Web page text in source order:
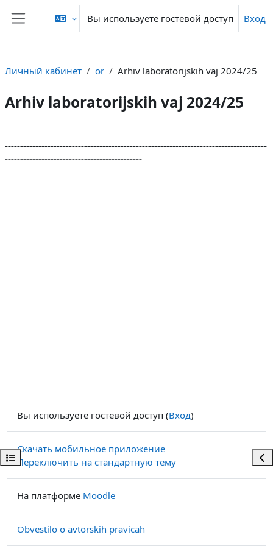
Перейти к основному содержанию
Боковая панель
Вы используете гостевой доступ Вход
Открыть оглавление курса
Личный кабинет or Arhiv laboratorijskih vaj 2024/25
Arhiv laboratorijskih vaj 2024/25
--------------------------------------------------------------------------------------
---------------------------------------------
Вы используете гостевой доступ (Вход)
Скачать мобильное приложение
Переключить на стандартную тему
На платформе Moodle
Obvestilo o avtorskih pravicah